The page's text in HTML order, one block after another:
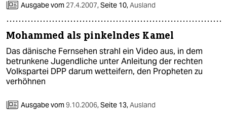
Ausgabe vom 27.4.2007,Seite 10,Ausland
Mohammed als pinkelndes Kamel
Das dänische Fernsehen strahl ein Video aus, in dem
betrunkene Jugendliche unter Anleitung der rechten
Volkspartei DPP darum wetteifern, den Propheten zu
verhöhnen
Ausgabe vom9.10.2006,Seite 13,Ausland